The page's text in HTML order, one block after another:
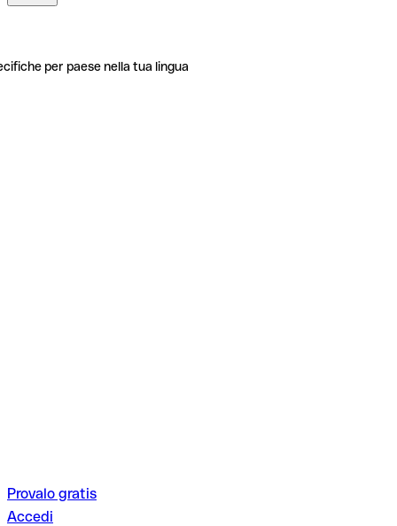
per paese nella tua lingua
Provalo gratis
Accedi